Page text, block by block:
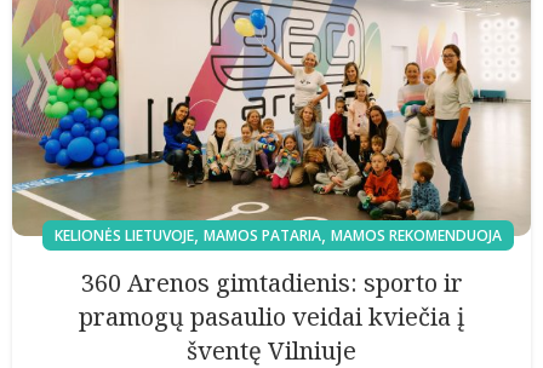
KELIONĖS LIETUVOJE, MAMOS PATARIA, MAMOS REKOMENDUOJA
360 Arenos gimtadienis: sporto ir
pramogų pasaulio veidai kviečia į
šventę Vilniuje